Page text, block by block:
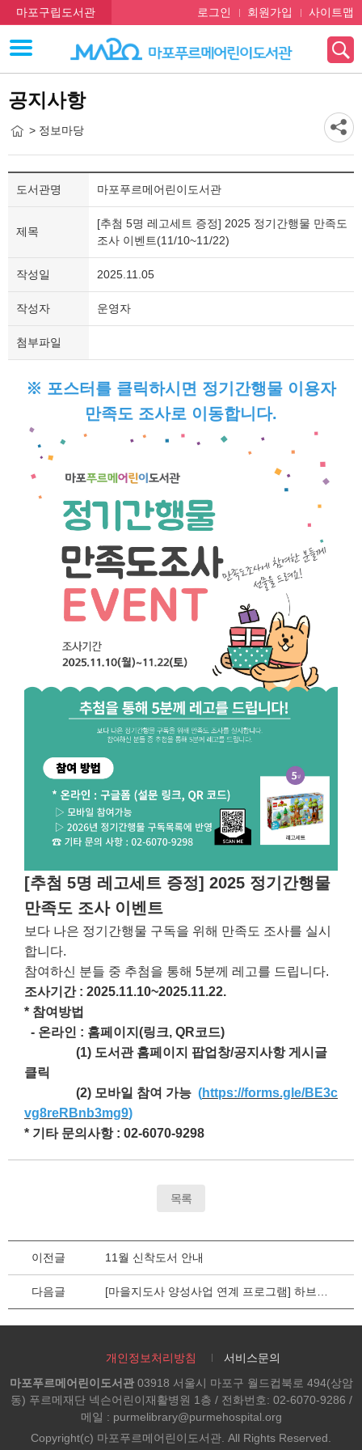
마포구립도서관 로그인 회원가입 사이트맵
공지사항
> 정보마당
도서관명 마포푸르메어린이도서관
제목
[추첨 5명 레고세트 증정] 2025 정기간행물 만족도
조사 이벤트(11/10~11/22)
작성일 2025.11.05
작성자 운영자
첨부파일
※ 포스터를 클릭하시면 정기간행물 이용자
만족도 조사로 이동합니다.
[추첨 5명 레고세트 증정] 2025 정기간행물
만족도 조사 이벤트
보다 나은 정기간행물 구독을 위해 만족도 조사를 실시
합니다.
참여하신 분들 중 추첨을 통해 5분께 레고를 드립니다.
조사기간 : 2025.11.10~2025.11.22.
* 참여방법
- 온라인 : 홈페이지(링크, QR코드)
(1) 도서관 홈페이지 팝업창/공지사항 게시글
클릭
(2) 모바일 참여 가능 (https://forms.gle/BE3c
vg8reRBnb3mg9)
* 기타 문의사항 : 02-6070-9298
목록
이전글 11월 신착도서 안내
다음글
개인정보처리방침
서비스문의
마포푸르메어린이도서관03918 서울시 마포구 월드컵북로 494(상암
동) 푸르메재단 넥슨어린이재활병원 1층 / 전화번호: 02-6070-9286 /
메일 : purmelibrary@purmehospital.org
Copyright(c) 마포푸르메어린이도서관. All Rights Reserved.